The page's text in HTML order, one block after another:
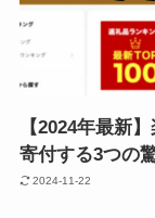
【2024年最新
寄付する3つの
2024-11-22